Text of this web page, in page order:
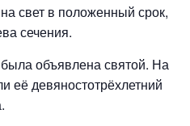
свет в положенный срок,
сечения.
объявлена святой. На
её девяностотрёхлетний